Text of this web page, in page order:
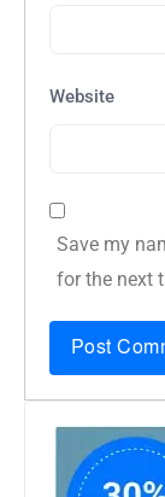
Website
Save my
for the next